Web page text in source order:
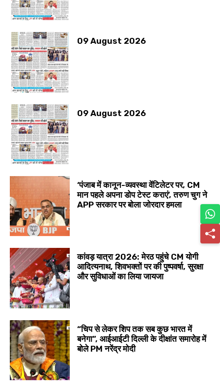
09 August 2026
09 August 2026
‘पंजाब में कानून-व्यवस्था वेंटिलेटर पर, CM
मान पहले अपना डोप टेस्ट कराएं’, तरुण चुग ने
APP सरकार पर बोला जोरदार हमला
कांवड़ यात्रा 2026: मेरठ पहुंचे CM योगी
आदित्यनाथ, शिवभक्तों पर की पुष्पवर्षा, सुरक्षा
और सुविधाओं का लिया जायजा
“चिप से लेकर शिप तक सब कुछ भारत में
बनेगा”, आईआईटी दिल्ली के दीक्षांत समारोह में
बोले PM नरेंद्र मोदी